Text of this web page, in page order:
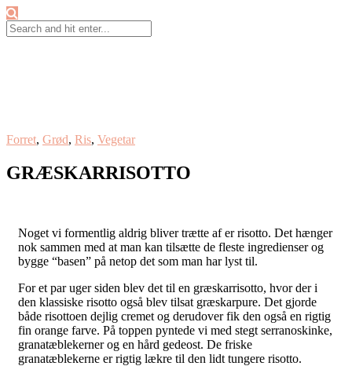
Forret, Grød, Ris, Vegetar
GRÆSKARRISOTTO
Noget vi formentlig aldrig bliver trætte af er risotto. Det hænger
nok sammen med at man kan tilsætte de fleste ingredienser og
bygge “basen” på netop det som man har lyst til.
For et par uger siden blev det til en græskarrisotto, hvor der i
den klassiske risotto også blev tilsat græskarpure. Det gjorde
både risottoen dejlig cremet og derudover fik den også en rigtig
fin orange farve. På toppen pyntede vi med stegt serranoskinke,
granatæblekerner og en hård gedeost. De friske
granatæblekerne er rigtig lækre til den lidt tungere risotto.